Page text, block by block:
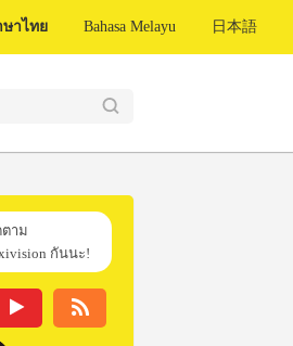
ษาไทย Bahasa Melayu 日本語
าม
กันนะ!